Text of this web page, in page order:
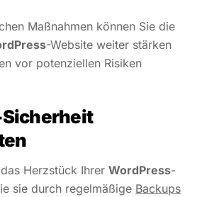
Maßnahmen können Sie die
-Website weiter stärken
vor potenziellen Risiken
Herzstück IhrerWordPress-
sie durch regelmäßige Backups